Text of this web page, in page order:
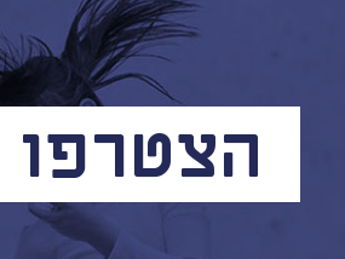
הצטרפו